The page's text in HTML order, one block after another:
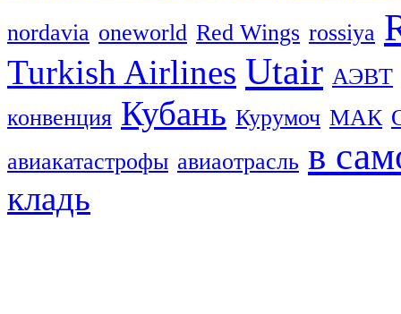
nordavia oneworld Red Wings rossiya
Turkish Airlines Utair АЭВТ
конвенция Кубань Курумоч МАК
авиакатастрофы авиаотрасль в
кладь